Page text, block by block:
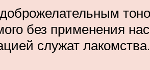
без применения
служат